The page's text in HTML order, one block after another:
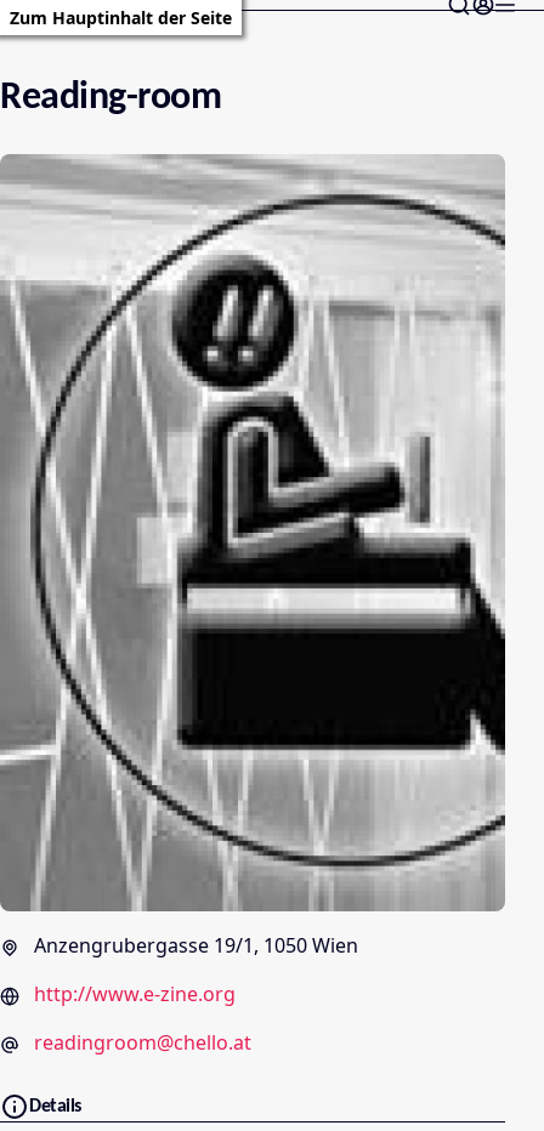
Zum Hauptinhalt der Seite
Reading-room
Anzengrubergasse 19/1, 1050 Wien
http://www.e-zine.org
readingroom@chello.at
Details